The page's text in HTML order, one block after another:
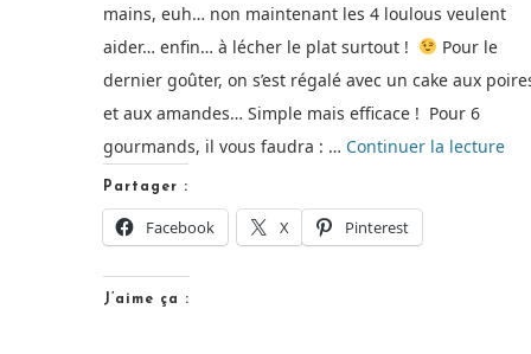
mains, euh… non maintenant les 4 loulous veulent
aider… enfin… à lécher le plat surtout !
Pour le
dernier goûter, on s’est régalé avec un cake aux
et aux amandes… Simple mais efficace ! Pour 6
gourmands, il vous faudra : … Continuer la lecturede
Partager :
Facebook X Pinterest
J’aime ça :